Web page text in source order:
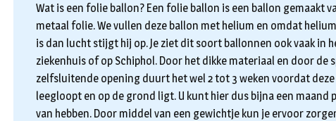
Wat is een folie ballon? Een folie ballon is een ballon gemaakt
metaal folie. We vullen deze ballon met helium en omdat
is dan lucht stijgt hij op. Je ziet dit soort ballonnen ook vaak in
ziekenhuis of op Schiphol. Door het dikke materiaal en door de
zelfsluitende opening duurt het wel 2 tot 3 weken voordat
leegloopt en op de grond ligt. U kunt hier dus bijna een maand
van hebben. Door middel van een gewichtje kun je ervoor